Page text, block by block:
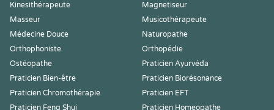
Kinesithérapeute
Magnetiseur
Masseur
Musicothérapeute
Médecine Douce
Naturopathe
Orthophoniste
Orthopédie
Ostéopathe
Praticien Ayurvéda
Praticien Bien-être
Praticien Biorésonance
Praticien Chromothérapie
Praticien EFT
Praticien Feng Shui
Praticien Homeopathe